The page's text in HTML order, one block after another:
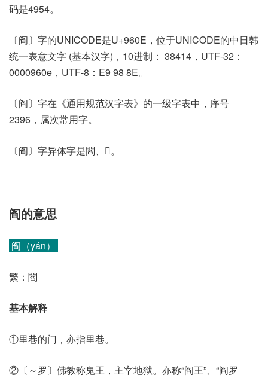
码是4954。
〔阎〕字的UNICODE是U+960E，位于UNICODE的中日韩
统一表意文字 (基本汉字)，10进制： 38414，UTF-32：
0000960e，UTF-8：E9 98 8E。
〔阎〕字在《通用规范汉字表》的一级字表中，序号
2396，属次常用字。
〔阎〕字异体字是閻、𨵻。
阎的意思
阎（yán）
繁：閻
基本解释
①里巷的门，亦指里巷。
②〔～罗〕佛教称鬼王，主宰地狱。亦称“阎王”、“阎罗